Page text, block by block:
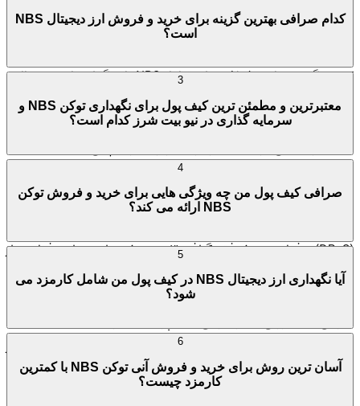
برای خرید و فروش توکن های NBS، می توانید از
صرافی کیف پول من
کرده و گزینه های مختلفی برای تبادل NBS با دیگر ارزهای دیجیتال و
استیبل کوین ها ارائه می دهد. همچنین، برای نگهداری امن توکن
های NBS، می توانید از کیف پول kifpool.me استفاده کنید که
امنیت و سادگی در استفاده را برای کاربران فراهم می کند.
امنیت NBS
(DPoS) و فناوری پیشرفته گرافن تضمین شده است. این فناوری از
جمله پیشرفته ترین تکنولوژی های بلاکچینی محسوب می شود و
سطح بالایی از امنیت و اعتماد را به کاربران ارائه می دهد. پشتیبانی
صرافی های بزرگی نظیر صرافی کیف پول من نیز نشان دهنده اعتماد
توسعه و بهبود این ارز دیجیتال مشارکت دارد. اقدامات اخیر شامل
کدام صرافی بهترین گزینه برای خرید و فروش ارز دیجیتال NBS
است؟
معتبرترین و مطمئن ترین کیف پول برای نگهداری توکن NBS و
سرمایه گذاری در نیو بیت شرز کدام است؟
صرافی کیف پول من چه ویژگی هایی برای خرید و فروش توکن
NBS ارائه می کند؟
آیا نگهداری ارز دیجیتال NBS در کیف پول من شامل کارمزد می
شود؟
آسان ترین روش برای خرید و فروش آنی توکن NBS با کمترین
کارمزد چیست؟